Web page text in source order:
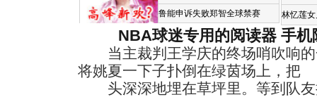
鲁能申诉失败郑智全球禁赛
林忆莲
NBA球迷专用的阅读器 手机
当主裁判王学庆的终场哨吹响的
将姚夏一下子扑倒在绿茵场上，把
头深深地埋在草坪里。等到队友